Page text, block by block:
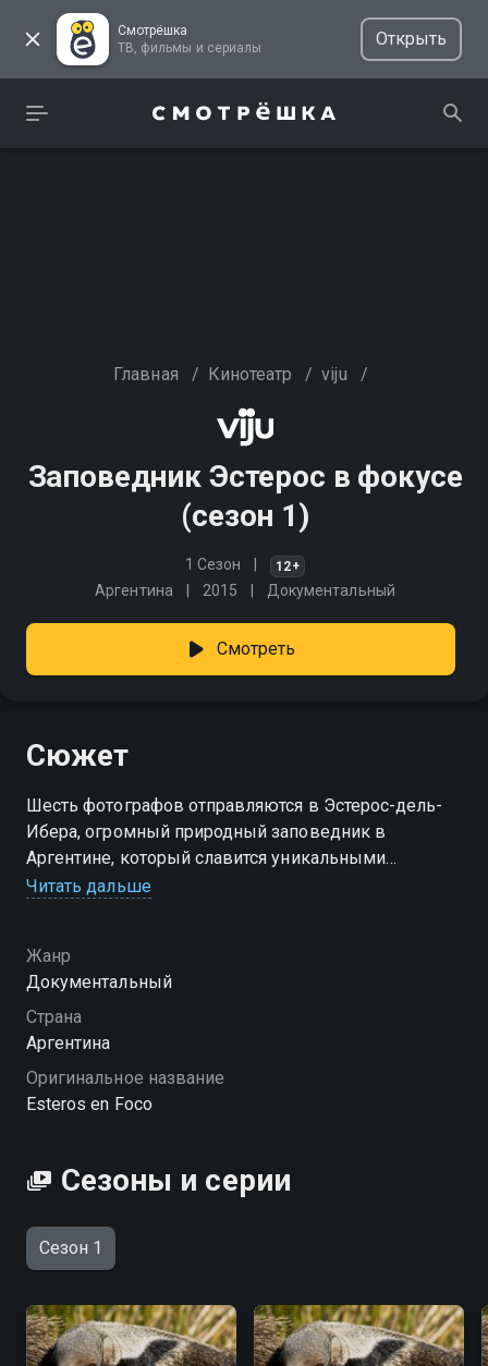
Смотрёшка
ТВ, фильмы и сериалы
Открыть
Главная / Кинотеатр / viju /
Заповедник Эстерос в фокусе
(сезон 1)
1 Сезон 12+
Аргентина 2015 Документальный
Смотреть
Сюжет
Шесть фотографов отправляются в Эстерос-дель-
Ибера, огромный природный заповедник в
Аргентине, который славится уникальными
пейзажами и богатым животным миром.
Эстерос в фокусе вы можете совершенно
бесплатно в хорошем HD качестве на Смотрёшке
Читать дальше
Жанр
Документальный
Страна
Аргентина
Оригинальное название
Esteros en Foco
Сезоны и серии
Сезон 1